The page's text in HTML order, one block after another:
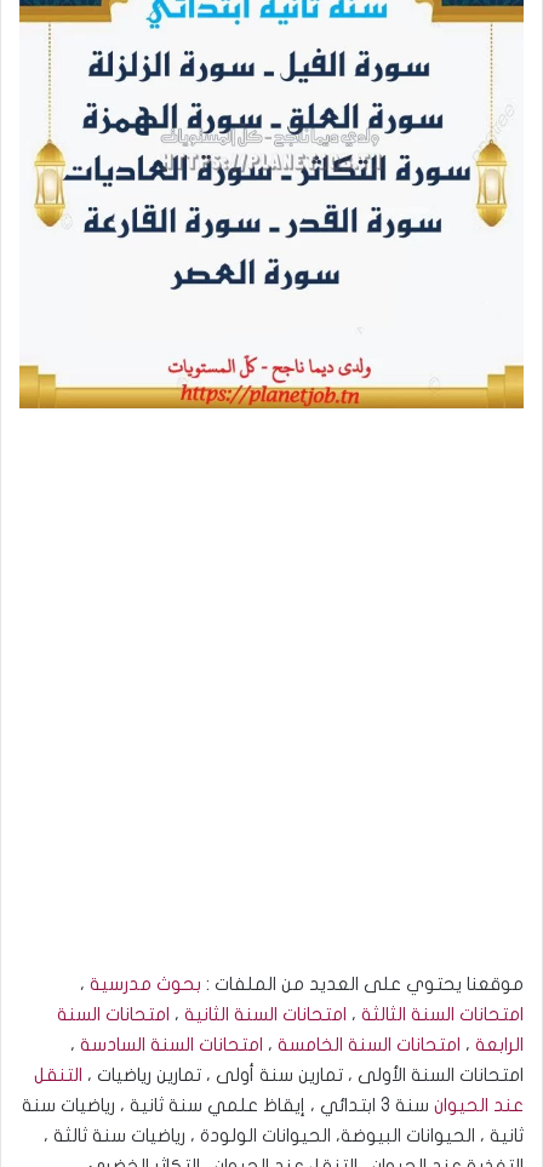
موقعنا يحتوي على العديد من الملفات : بحوث مدرسية ،
امتحانات السنة الثالثة ، امتحانات السنة الثانية ، امتحانات السنة
الرابعة ، امتحانات السنة الخامسة ، امتحانات السنة السادسة ،
امتحانات السنة الأولى ، تمارين سنة أولى ، تمارين رياضيات ، التنقل
عند الحيوان
سنة 3 ابتدائي ، إيقاظ علمي سنة ثانية ، رياضيات سنة
ثانية ، الحيوانات البيوضة، الحيوانات الولودة ، رياضيات سنة ثالثة ،